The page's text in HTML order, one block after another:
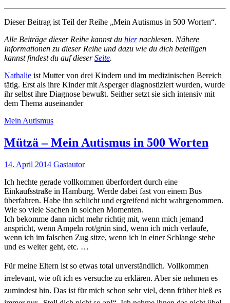
Dieser Beitrag ist Teil der Reihe „Mein Autismus in 500 Worten“.
Alle Beiträge dieser Reihe kannst du hiernachlesen. Nähere
Informationen zu dieser Reihe und dazu wie du dich beteiligen
kannst findest du auf dieserSeite.
Nathalie ist Mutter von drei Kindern und im medizinischen Bereich
tätig. Erst als ihre Kinder mit Asperger diagnostiziert wurden, wurde
ihr selbst ihre Diagnose bewußt. Seither setzt sie sich intensiv mit
dem Thema auseinander
Mein Autismus
Mützä – Mein Autismus in 500 Worten
14. April 2014 Gastautor
Ich hechte gerade vollkommen überfordert durch eine
Einkaufsstraße in Hamburg. Werde dabei fast von einem Bus
überfahren. Habe ihn schlicht und ergreifend nicht wahrgenommen.
Wie so viele Sachen in solchen Momenten.
Ich bekomme dann nicht mehr richtig mit, wenn mich jemand
anspricht, wenn Ampeln rot/grün sind, wenn ich mich verlaufe,
wenn ich im falschen Zug sitze, wenn ich in einer Schlange stehe
und es weiter geht, etc. …
Für meine Eltern ist so etwas total unverständlich. Vollkommen
irrelevant, wie oft ich es versuche zu erklären. Aber sie nehmen es
zumindest hin. Das ist für mich schon sehr viel, denn früher hieß es